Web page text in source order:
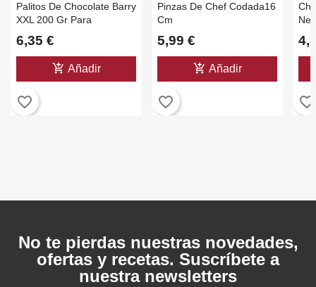
Palitos De Chocolate Barry
XXL 200 Gr Para
Napolitanas Y Bolleria
6,35 €
add_shopping_cart Añadir
favorite_border
Pinzas De Chef Codada16
Cm
5,99 €
add_shopping_cart Añadir
favorite_border favorite_border
No te pierdas nuestras novedades,
ofertas y recetas. Suscríbete a
nuestra newsletters